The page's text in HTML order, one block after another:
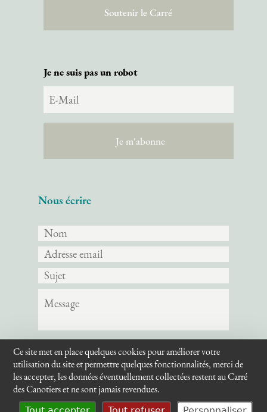
Ce site met en place quelques cookies pour améliorer votre
utilisation du site et permettre quelques fonctionnalités, merci de
les accepter, les données éventuellement collectées restent au Carré
des Canotiers et ne sont jamais revendues.
Soutenir le Carré
Je ne suis pas un robot
Nous écrire
Envoyer